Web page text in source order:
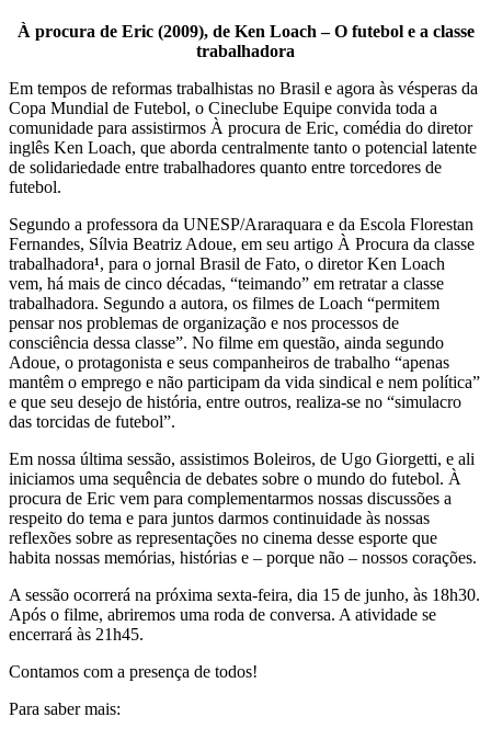
À procura de Eric (2009), de Ken Loach – O futebol e a classe
trabalhadora
Em tempos de reformas trabalhistas no Brasil e agora às vésperas da
Copa Mundial de Futebol, o Cineclube Equipe convida toda a
comunidade para assistirmos À procura de Eric, comédia do diretor
inglês Ken Loach, que aborda centralmente tanto o potencial latente
de solidariedade entre trabalhadores quanto entre torcedores de
futebol.
Segundo a professora da UNESP/Araraquara e da Escola Florestan
Fernandes, Sílvia Beatriz Adoue, em seu artigo À Procura da classe
trabalhadora¹, para o jornal Brasil de Fato, o diretor Ken Loach
vem, há mais de cinco décadas, “teimando” em retratar a classe
trabalhadora. Segundo a autora, os filmes de Loach “permitem
pensar nos problemas de organização e nos processos de
consciência dessa classe”. No filme em questão, ainda segundo
Adoue, o protagonista e seus companheiros de trabalho “apenas
mantêm o emprego e não participam da vida sindical e nem política”
e que seu desejo de história, entre outros, realiza-se no “simulacro
das torcidas de futebol”.
Em nossa última sessão, assistimos Boleiros, de Ugo Giorgetti, e ali
iniciamos uma sequência de debates sobre o mundo do futebol. À
procura de Eric vem para complementarmos nossas discussões a
respeito do tema e para juntos darmos continuidade às nossas
reflexões sobre as representações no cinema desse esporte que
habita nossas memórias, histórias e – porque não – nossos corações.
A sessão ocorrerá na próxima sexta-feira, dia 15 de junho, às 18h30.
Após o filme, abriremos uma roda de conversa. A atividade se
encerrará às 21h45.
Contamos com a presença de todos!
Para saber mais: